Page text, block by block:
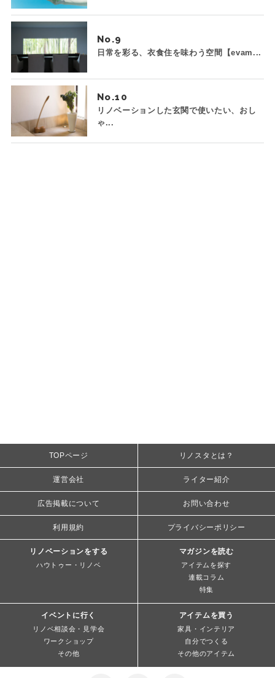
No.
日常を彩る、衣食住を味わう空間【evam...
No.
リノベーションした玄関で使いたい、おし
ゃ...
TOPページ リノスタとは？
運営会社 ライター紹介
広告掲載について お問い合わせ
利用規約 プライバシーポリシー
リノベーションをする
ハウトゥー・リノベ
マガジンを読む
アイテムを探す
連載コラム
特集
イベントに行く
リノベ相談会・見学会
ワークショップ
その他
アイテムを買う
家具・インテリア
自分でつくる
その他のアイテム